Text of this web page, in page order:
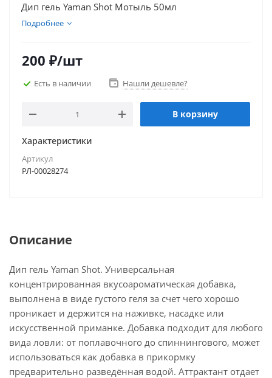
Дип гель Yaman Shot Мотыль 50мл
Подробнее
200 ₽/шт
Есть в наличии Нашли дешевле?
В корзину
Характеристики
Артикул
РЛ-00028274
Описание
Дип гель Yaman Shot. Универсальная
концентрированная вкусоароматическая добавка,
выполнена в виде густого геля за счет чего хорошо
проникает и держится на наживке, насадке или
искусственной приманке. Добавка подходит для любого
вида ловли: от поплавочного до спиннингового, может
использоваться как добавка в прикормку
предварительно разведённая водой. Аттрактант отдает